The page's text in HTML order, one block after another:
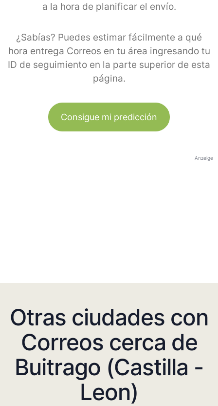
a la hora de planificar el envío.
¿Sabías? Puedes estimar fácilmente a qué
hora entrega Correos en tu área ingresando tu
ID de seguimiento en la parte superior de esta
página.
Consigue mi predicción
Anzeige
Otras ciudades con
Correos cerca de
Buitrago (Castilla -
Leon)